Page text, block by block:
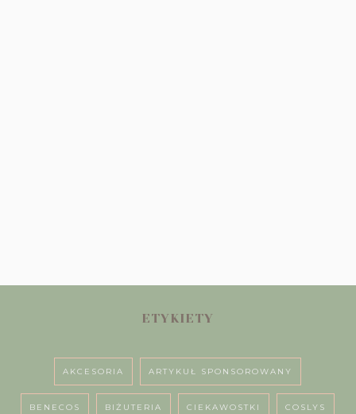
ETYKIETY
AKCESORIA ARTYKUŁ SPONSOROWANY
BENECOS BIŻUTERIA CIEKAWOSTKI COSLYS